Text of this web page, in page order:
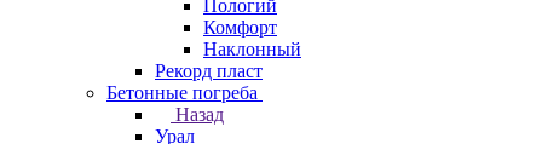
Пологий
Комфорт
Наклонный
Рекорд пласт
Бетонные погреба
Назад
Урал